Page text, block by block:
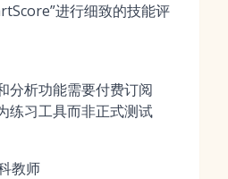
进行细致的技能评
分析功能需要付费订阅
练习工具而非正式测试
教师